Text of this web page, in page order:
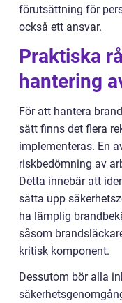
förutsättning för
också ett ansvar.
Praktiska
hantering
För att hantera
sätt finns det flera
implementeras. En
riskbedömning av
Detta innebär att
sätta upp
ha lämplig
såsom
kritisk komponent.
Dessutom bör alla